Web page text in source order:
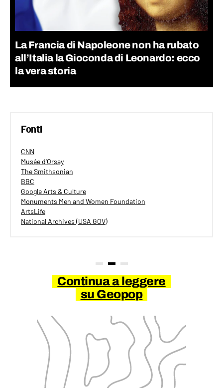
La Francia di Napoleone non ha rubato
all’Italia la Gioconda di Leonardo: ecco
la vera storia
Fonti
CNN
Musée d'Orsay
The Smithsonian
BBC
Google Arts & Culture
Monuments Men and Women Foundation
ArtsLife
National Archives (USA GOV)
Continua a leggere
su Geopop